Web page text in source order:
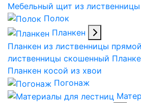
Мебельный щит из лиственницы
Полок
Планкен
Планкен из лиственницы прямой
лиственницы скошенный
Планкен косой из хвои
Погонаж